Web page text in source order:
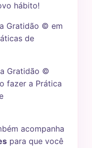
hábito!
Gratidão © em
de
Gratidão ©
fazer a Prática
acompanha
para que você